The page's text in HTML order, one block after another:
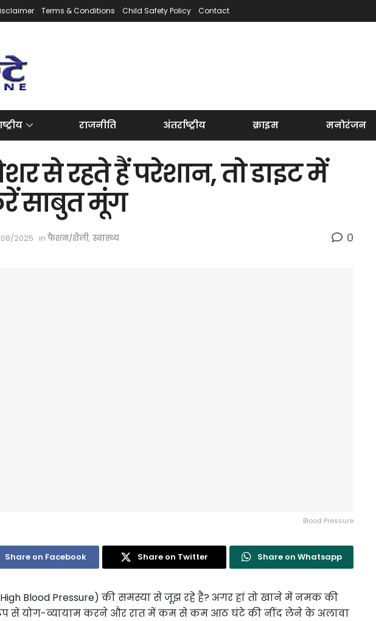
Terms & Conditions Child Safety Policy Contact
राजनीति अंतर्राष्ट्रीय क्राइम मनोरंजन
से रहते हैं परेशान, तो डाइट में
साबुत मूंग
2025 in फैशन/शैली, स्वास्थ्य 0
Blood Pressure
Share on Facebook Share on Twitter Share on Whatsapp
Blood Pressure) की समस्या से जूझ रहे हैं? अगर हां तो खाने में नमक की
रूप से योग-व्यायाम करने और रात में कम से कम आठ घंटे की नींद लेने के अलावा